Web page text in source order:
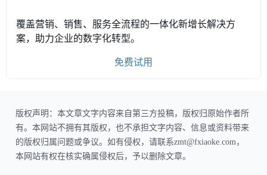
覆盖营销、销售、服务全流程的一体化新增长解决方
案，助力企业的数字化转型。
免费试用
版权声明：本文章文字内容来自第三方投稿，版权归原始作者所
有。本网站不拥有其版权，也不承担文字内容、信息或资料带来
的版权归属问题或争议。如有侵权，请联系zmt@fxiaoke.com，
本网站有权在核实确属侵权后，予以删除文章。